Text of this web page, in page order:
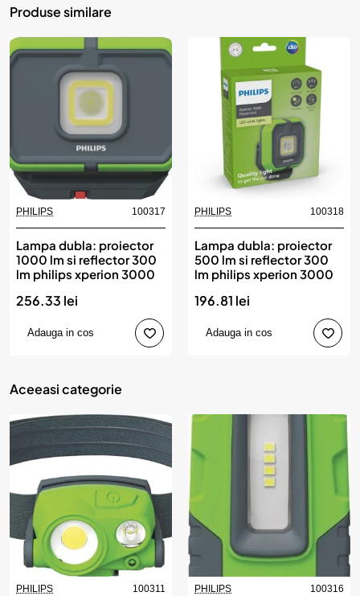
Produse similare
PHILIPS 100317
Lampa dubla: proiector
1000 lm si reflector 300
lm philips xperion 3000
256.33 lei
Adauga in cos
PHILIPS 100318
Lampa dubla: proiector
500 lm si reflector 300
lm philips xperion 3000
196.81 lei
Adauga in cos
Aceeasi categorie
PHILIPS 100311 PHILIPS 100316